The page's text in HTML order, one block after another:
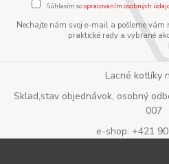
Súhlasím sospracovaním osobných
Nechajte nám svoj e-mail a pošleme vám
praktické rady a vybrané
Lacné kotlíky
Sklad,stav objednávok, osobný
007
e-shop: +421